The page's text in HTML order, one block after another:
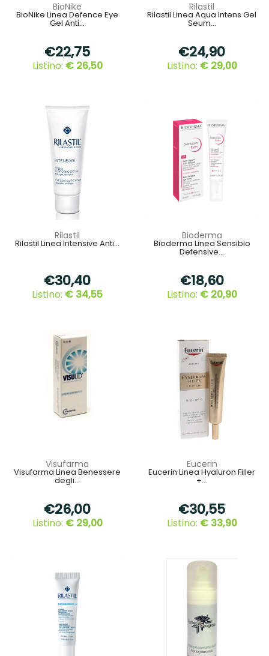
BioNike
BioNike Linea Defence Eye
Gel Anti...
€22,75
Listino: € 26,50
Rilastil
Rilastil Linea Aqua Intens Gel
Seum...
€24,90
Listino: € 29,00
Rilastil
Rilastil Linea Intensive Anti...
€30,40
Listino: € 34,55
Bioderma
Bioderma Linea Sensibio
Defensive...
€18,60
Listino: € 20,90
Visufarma
Visufarma Linea Benessere
degli...
€26,00
Listino: € 29,00
Eucerin
Eucerin Linea Hyaluron Filler
+...
€30,55
Listino: € 33,90